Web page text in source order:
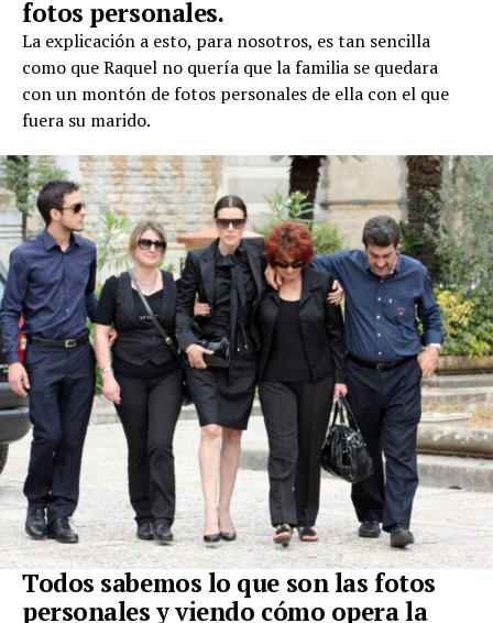
fotos personales.
La explicación a esto, para nosotros, es tan sencilla
como que Raquel no quería que la familia se quedara
con un montón de fotos personales de ella con el que
fuera su marido.
Todos sabemos lo que son las fotos
personales y viendo cómo opera la